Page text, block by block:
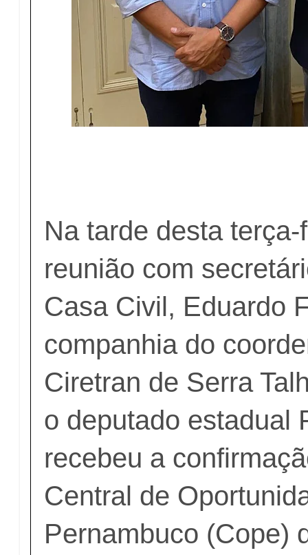
Na tarde desta
reunião com
Casa Civil, Eduardo
companhia do
Ciretran de Serra
o deputado estadual
recebeu a
Central de
Pernambuco (Cope)